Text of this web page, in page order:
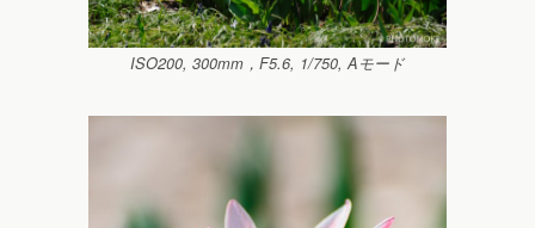
ISO200, 300mm，F5.6, 1/750, Aモード